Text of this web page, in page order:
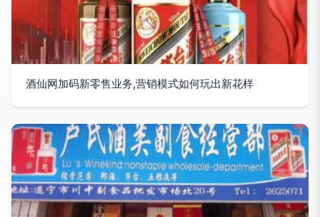
酒仙网加码新零售业务,营销模式如何玩出新花样